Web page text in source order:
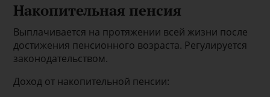
Накопительная пенсия
Выплачивается на протяжении всей жизни после
достижения пенсионного возраста. Регулируется
законодательством.
Доход от накопительной пенсии: